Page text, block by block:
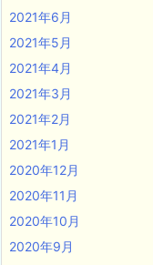
2021年6月
2021年5月
2021年4月
2021年3月
2021年2月
2021年1月
2020年12月
2020年11月
2020年10月
2020年9月